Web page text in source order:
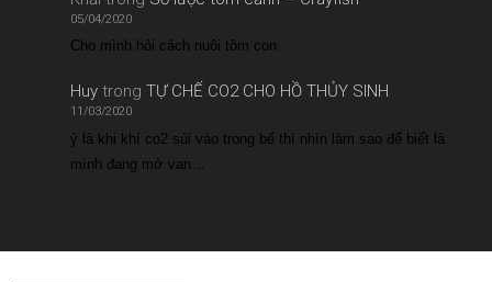
05/04/2020
Cho mình hỏi cách nuôi tôm con
Huytrong TỰ CHẾ CO2 CHO HỒ THỦY SINH
11/03/2020
ý là khi khí co2 sủi vào trong bể thì nhìn làm sao để biết là
mình đang mở van…